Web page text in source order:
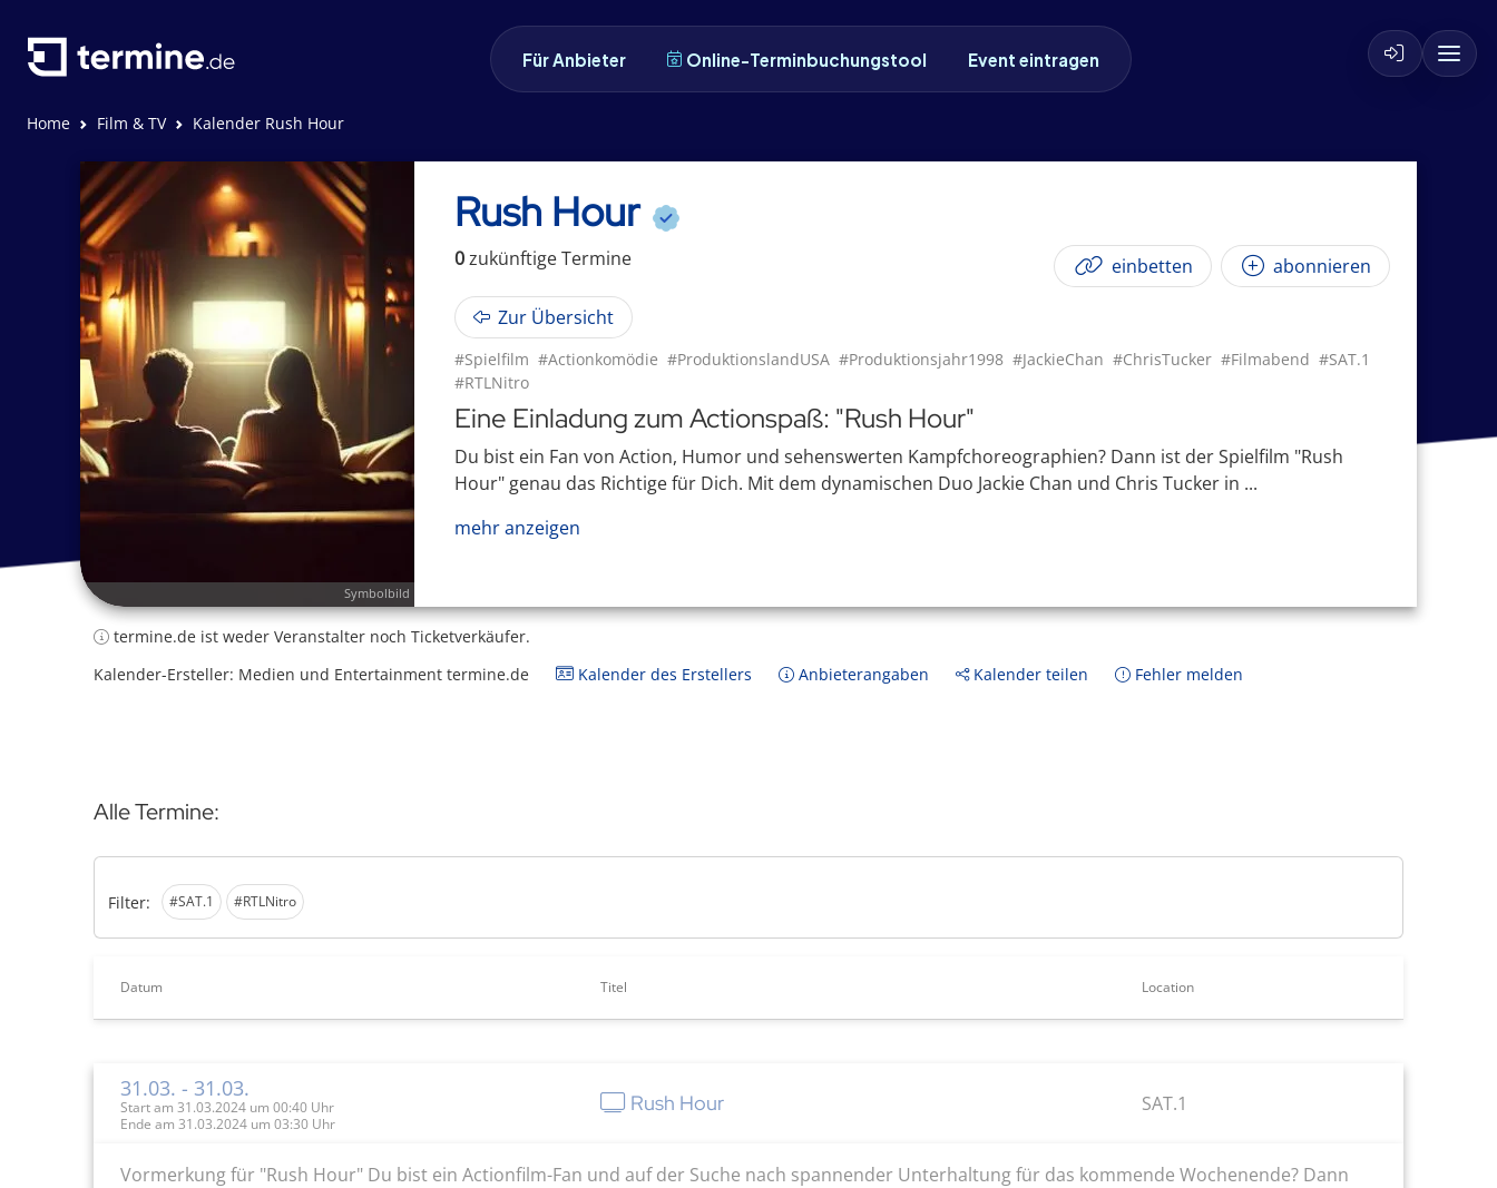
Für Anbieter Online-Terminbuchungstool Event eintragen
Home Film & TV Kalender Rush Hour
Symbolbild
Rush Hour
0zukünftigeTermine einbetten abonnieren
Zur Übersicht
#Spielfilm #Actionkomödie #ProduktionslandUSA #Produktionsjahr1998 #JackieChan #ChrisTucker #Filmabend #SAT.1
#RTLNitro
Eine Einladung zum Actionspaß: "Rush Hour"
Du bist ein Fan von Action, Humor und sehenswerten Kampfchoreographien? Dann ist der Spielfilm "Rush
Hour" genau das Richtige für Dich. Mit dem dynamischen Duo Jackie Chan und Chris Tucker in ...
mehr anzeigen
termine.de ist weder Veranstalter noch Ticketverkäufer.
Kalender-Ersteller: Medien und Entertainment termine.de
Kalender des Erstellers Anbieterangaben Kalender teilen Fehler melden
Alle Termine:
Filter: #SAT.1 #RTLNitro
Datum Titel Location
31.03. - 31.03.
Start am 31.03.2024 um 00:40 Uhr
Ende am 31.03.2024 um 03:30 Uhr
Rush Hour SAT.1
Vormerkung für "Rush Hour" Du bist ein Actionfilm-Fan und auf der Suche nach spannender Unterhaltung für das kommende Wochenende? Dann